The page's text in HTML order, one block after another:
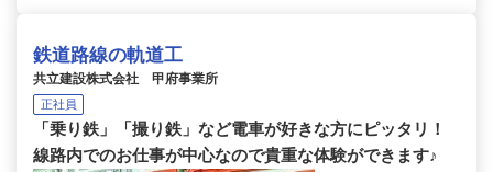
鉄道路線の軌道工
共立建設株式会社 甲府事業所
正社員
「乗り鉄」「撮り鉄」など電車が好きな方にピッタリ！
線路内でのお仕事が中心なので貴重な体験ができます♪